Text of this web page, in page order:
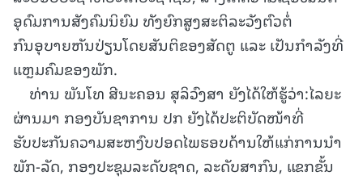
ອຸດົມການສັງຄົມນິຍົມ ທັງຍົກສູງສະຕິລະວັງຕົວຕໍ່
ກົນອຸບາຍຫັນປ່ຽນໂດຍສັນຕິຂອງສັດຕູ ແລະ ເປັນກຳລັງທີ່
ແຫຼມຄົມຂອງພັກ.
ທ່ານ ພັນໂທ ສີນະຄອນ ສຸລິວົງສາ ຍັງໄດ້ໃຫ້ຮູ້ວ່າ:ໄລຍະ
ຜ່ານມາ ກອງບັນຊາການ ປກ ຍັງໄດ້ປະຕິບັດໜ້າທີ່
ຮັບປະກັນຄວາມສະຫງົບປອດໄພຮອບດ້ານໃຫ້ແກ່ການນໍາ
ພັກ-ລັດ, ກອງປະຊຸມລະດັບຊາດ, ລະດັບສາກົນ, ແຂກຂັ້ນ